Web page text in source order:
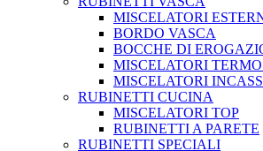
MISCELATORI
BORDO VASCA
BOCCHE DI
MISCELATORI
MISCELATORI
RUBINETTI CUCINA
MISCELATORI TOP
RUBINETTI A PARETE
RUBINETTI SPECIALI